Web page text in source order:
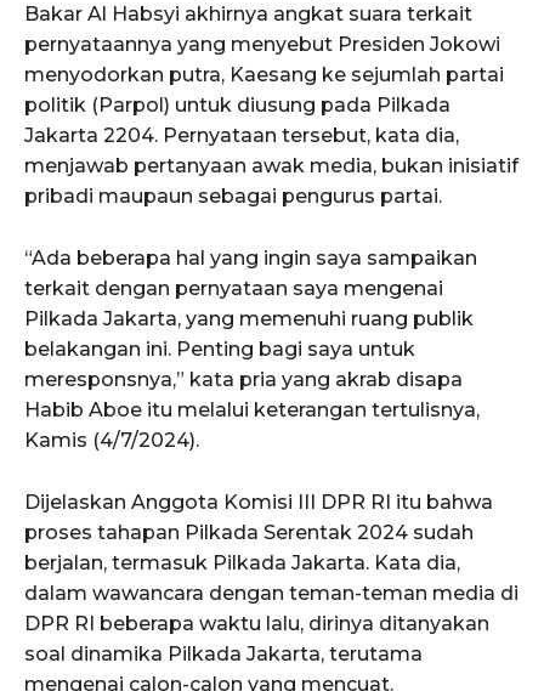
Bakar Al Habsyi akhirnya angkat suara terkait
pernyataannya yang menyebut Presiden Jokowi
menyodorkan putra, Kaesang ke sejumlah partai
politik (Parpol) untuk diusung pada Pilkada
Jakarta 2204. Pernyataan tersebut, kata dia,
menjawab pertanyaan awak media, bukan inisiatif
pribadi maupaun sebagai pengurus partai.
“Ada beberapa hal yang ingin saya sampaikan
terkait dengan pernyataan saya mengenai
Pilkada Jakarta, yang memenuhi ruang publik
belakangan ini. Penting bagi saya untuk
meresponsnya,” kata pria yang akrab disapa
Habib Aboe itu melalui keterangan tertulisnya,
Kamis (4/7/2024).
Dijelaskan Anggota Komisi III DPR RI itu bahwa
proses tahapan Pilkada Serentak 2024 sudah
berjalan, termasuk Pilkada Jakarta. Kata dia,
dalam wawancara dengan teman-teman media di
DPR RI beberapa waktu lalu, dirinya ditanyakan
soal dinamika Pilkada Jakarta, terutama
mengenai calon-calon yang mencuat.